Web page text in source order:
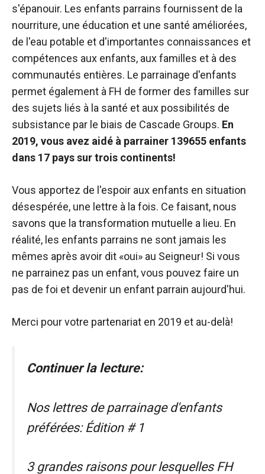
s'épanouir. Les enfants parrains fournissent de la
nourriture, une éducation et une santé améliorées,
de l'eau potable et d'importantes connaissances et
compétences aux enfants, aux familles et à des
communautés entières. Le parrainage d'enfants
permet également à FH de former des familles sur
des sujets liés à la santé et aux possibilités de
subsistance par le biais de Cascade Groups. En
2019, vous avez aidé à parrainer 139655 enfants
dans 17 pays sur trois continents!
Vous apportez de l'espoir aux enfants en situation
désespérée, une lettre à la fois. Ce faisant, nous
savons que la transformation mutuelle a lieu. En
réalité, les enfants parrains ne sont jamais les
mêmes après avoir dit «oui» au Seigneur! Si vous
ne parrainez pas un enfant, vous pouvez faire un
pas de foi et devenir un enfant parrain aujourd'hui.
Merci pour votre partenariat en 2019 et au-delà!
Continuer la lecture:
Nos lettres de parrainage d'enfants
préférées: Édition # 1
3 grandes raisons pour lesquelles FH